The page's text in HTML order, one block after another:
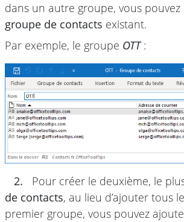
dans un autre groupe, vous
groupe de contacts existant.
Par exemple, le groupe OTT:
2. Pour créer le deuxième, le
de contacts, au lieu d’ajouter tous
premier groupe, vous pouvez